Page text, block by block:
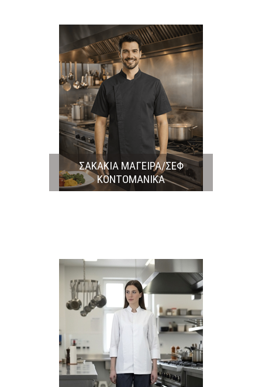
ΣΑΚΑΚΙΑ ΜΑΓΕΙΡΑ/ΣΕΦ
ΚΟΝΤΟΜΑΝΙΚΑ